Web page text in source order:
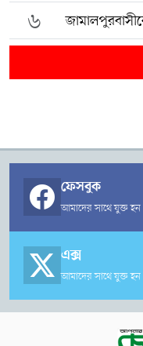
৬
ফেসবুক
আমাদের সাথে যুক্ত হন
এক্স
আমাদের সাথে যুক্ত হন